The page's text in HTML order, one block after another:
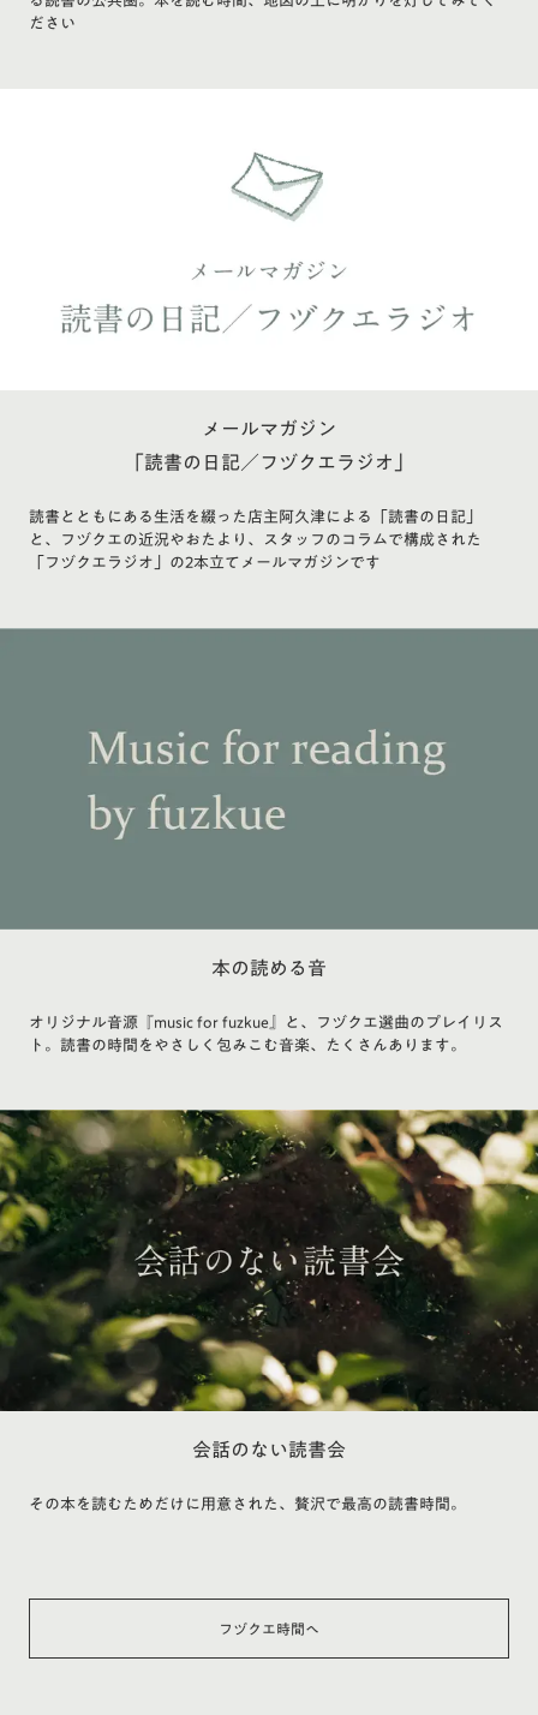
ださい
メールマガジン
「読書の日記／フヅクエラジオ」
読書とともにある生活を綴った店主阿久津による「読書の日記」
と、フヅクエの近況やおたより、スタッフのコラムで構成された
「フヅクエラジオ」の2本立てメールマガジンです
本の読める音
オリジナル音源『music for fuzkue』と、フヅクエ選曲のプレイリス
ト。読書の時間をやさしく包みこむ音楽、たくさんあります。
会話のない読書会
その本を読むためだけに用意された、贅沢で最高の読書時間。
フヅクエ時間へ